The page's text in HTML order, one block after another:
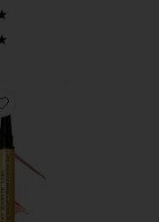
Favorite LIP FETISH SCULPT